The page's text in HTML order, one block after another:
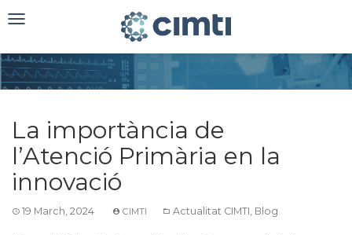
Toggle
La importància de
l’Atenció Primària en la
innovació
19 March, 2024 CIMTI Actualitat CIMTI, Blog